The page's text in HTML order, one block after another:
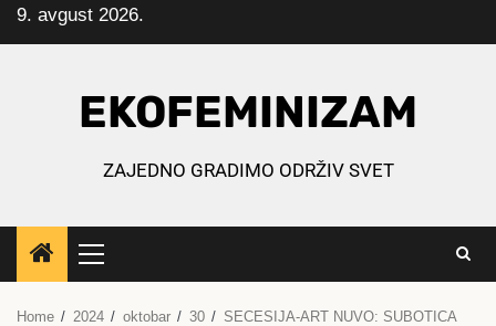
Skip
to
9. avgust 2026.
EKOFEMINIZAM
ZAJEDNO GRADIMO ODRŽIV SVET
Primary
Menu
Home 2024 oktobar 30 SECESIJA-ART NUVO: SUBOTICA